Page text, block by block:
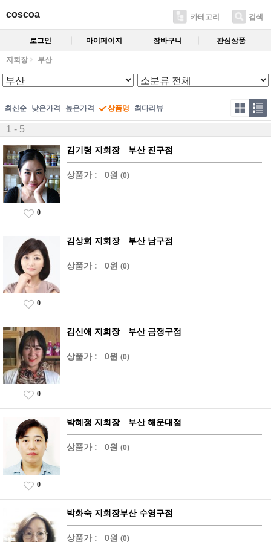
coscoa 카테고리 검색
로그인 마이페이지 장바구니 관심상품
지회장 부산
최신순 낮은가격 높은가격 상품명 최다리뷰
1 - 5
김기령 지회장 부산 진구점
상품가 : 0원 (0)
0
김상희 지회장 부산 남구점
상품가 : 0원 (0)
0
김신애 지회장 부산 금정구점
상품가 : 0원 (0)
0
박혜정 지회장 부산 해운대점
상품가 : 0원 (0)
0
박화숙 지회장부산 수영구점
상품가 : 0원 (0)